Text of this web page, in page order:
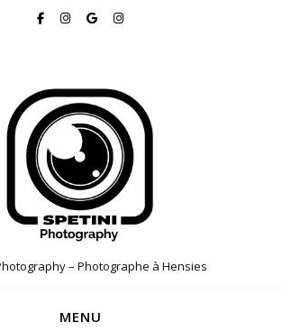
– Photographe à Hensies
MENU